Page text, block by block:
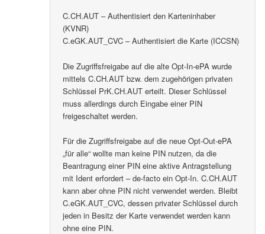
C.CH.AUT – Authentisiert den Karteninhaber
(KVNR)
C.eGK.AUT_CVC – Authentisiert die Karte (ICCSN)
Die Zugriffsfreigabe auf die alte Opt-In-ePA wurde
mittels C.CH.AUT bzw. dem zugehörigen privaten
Schlüssel PrK.CH.AUT erteilt. Dieser Schlüssel
muss allerdings durch Eingabe einer PIN
freigeschaltet werden.
Für die Zugriffsfreigabe auf die neue Opt-Out-ePA
„für alle“ wollte man keine PIN nutzen, da die
Beantragung einer PIN eine aktive Antragstellung
mit Ident erfordert – de-facto ein Opt-In. C.CH.AUT
kann aber ohne PIN nicht verwendet werden. Bleibt
C.eGK.AUT_CVC, dessen privater Schlüssel durch
jeden in Besitz der Karte verwendet werden kann
ohne eine PIN.